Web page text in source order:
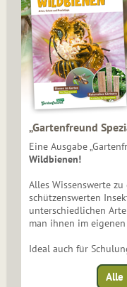
„Gartenfreund
Eine Ausgabe
Wildbienen!
Alles Wissenswerte
schützenswerten
unterschiedlichen
man ihnen im
Ideal auch für
Alle